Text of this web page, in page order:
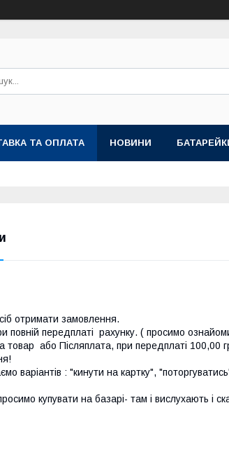
ТА ОПЛАТА НОВИНИ
отримати замовлення.
повній передплаті  рахунку. ( просимо
або Післяплата, при передплаті 100,00
варіантів : "кинути на картку",
купувати на базарі- там і вислухають і